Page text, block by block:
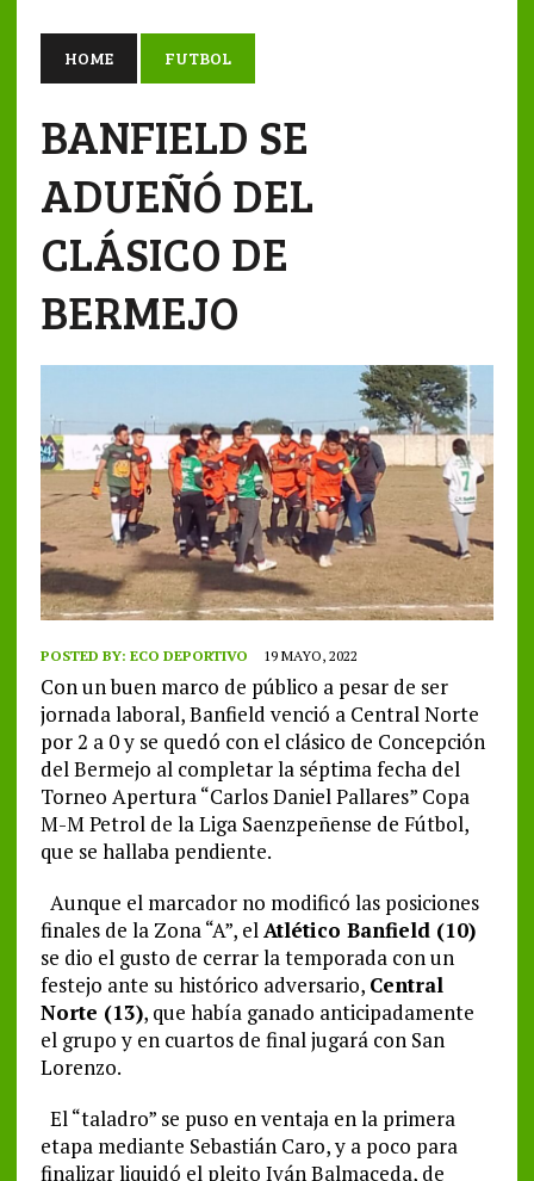
HOME FUTBOL
BANFIELD SE
ADUEÑÓ DEL
CLÁSICO DE
BERMEJO
POSTED BY: ECO DEPORTIVO 19 MAYO, 2022
Con un buen marco de público a pesar de ser
jornada laboral, Banfield venció a Central Norte
por 2 a 0 y se quedó con el clásico de Concepción
del Bermejo al completar la séptima fecha del
Torneo Apertura “Carlos Daniel Pallares” Copa
M-M Petrol de la Liga Saenzpeñense de Fútbol,
que se hallaba pendiente.
Aunque el marcador no modificó las posiciones
finales de la Zona “A”, elAtlético Banfield (10)
se dio el gusto de cerrar la temporada con un
festejo ante su histórico adversario, Central
Norte (13), que había ganado anticipadamente
el grupo y en cuartos de final jugará con San
Lorenzo.
El “taladro” se puso en ventaja en la primera
etapa mediante Sebastián Caro, y a poco para
finalizar liquidó el pleito Iván Balmaceda, de